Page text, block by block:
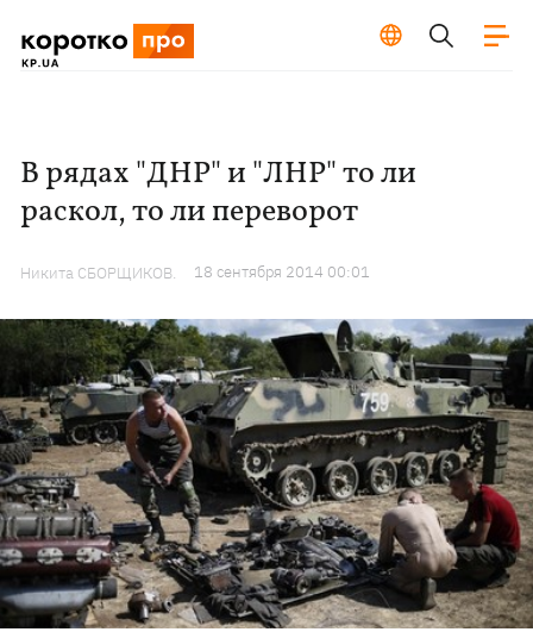
В рядах "ДНР" и "ЛНР" то ли
раскол, то ли переворот
Никита СБОРЩИКОВ. 18 сентября 2014 00:01